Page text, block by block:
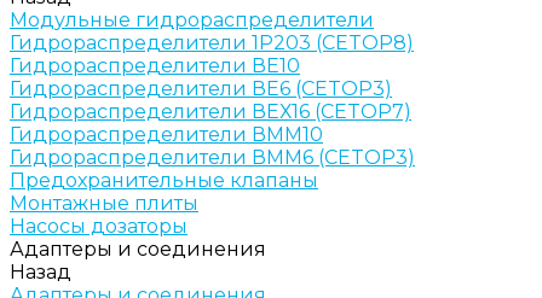
Модульные гидрораспределители
Гидрораспределители 1Р203 (CETOP8)
Гидрораспределители ВЕ10
Гидрораспределители ВЕ6 (CETOP3)
Гидрораспределители ВЕХ16 (CETOP7)
Гидрораспределители ВММ10
Гидрораспределители ВММ6 (CETOP3)
Предохранительные клапаны
Монтажные плиты
Насосы дозаторы
Адаптеры и соединения
Назад